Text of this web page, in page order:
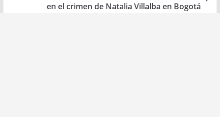
en el crimen de Natalia Villalba en Bogotá